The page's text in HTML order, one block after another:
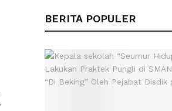
BERITA POPULER